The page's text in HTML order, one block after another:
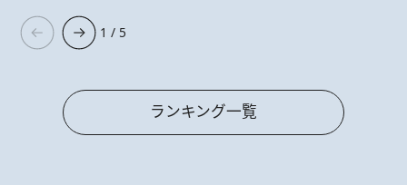
1 / 5
ランキング一覧